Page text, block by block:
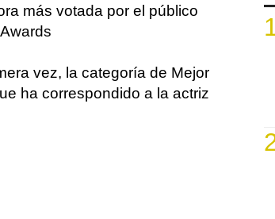
más votada por el público
vez, la categoría de Mejor
ha correspondido a la actriz